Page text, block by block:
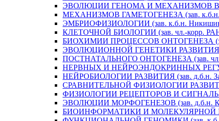
ЭВОЛЮЦИИ ГЕНОМА И МЕХАНИЗМОВ
МЕХАНИЗМОВ ГАМЕТОГЕНЕЗА (зав.
ЭМБРИОФИЗИОЛОГИИ (зав. к.б.н.
КЛЕТОЧНОЙ БИОЛОГИИ (зав. чл.-корр. РАН
БИОХИМИИ ПРОЦЕССОВ ОНТОГЕНЕЗА
ЭВОЛЮЦИОННОЙ ГЕНЕТИКИ РАЗВИТИЯ
ПОСТНАТАЛЬНОГО ОНТОГЕНЕЗА (зав. чл.-
НЕРВНЫХ И НЕЙРОЭНДОКРИННЫХ
НЕЙРОБИОЛОГИИ РАЗВИТИЯ (зав. д.б.н.
СРАВНИТЕЛЬНОЙ ФИЗИОЛОГИИ РАЗВИТИЯ
ФИЗИОЛОГИИ РЕЦЕПТОРОВ И
ЭВОЛЮЦИИ МОРФОГЕНЕЗОВ (зав. д.б.н.
БИОИНФОРМАТИКИ И МОЛЕКУЛЯРНОЙ